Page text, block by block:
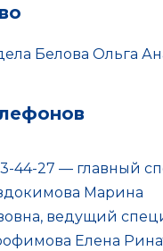
Белова Ольга
44-27 — главный
Марина
ведущий
Елена